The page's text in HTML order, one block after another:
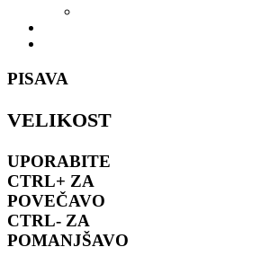
PISAVA
VELIKOST
UPORABITE
CTRL+ ZA
POVEČAVO
CTRL- ZA
POMANJŠAVO